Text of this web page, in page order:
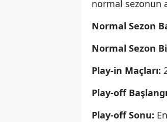
normal sezonun
Normal Sezon
Normal Sezon
Play-in Maçları:
Play-off
Play-off Sonu: